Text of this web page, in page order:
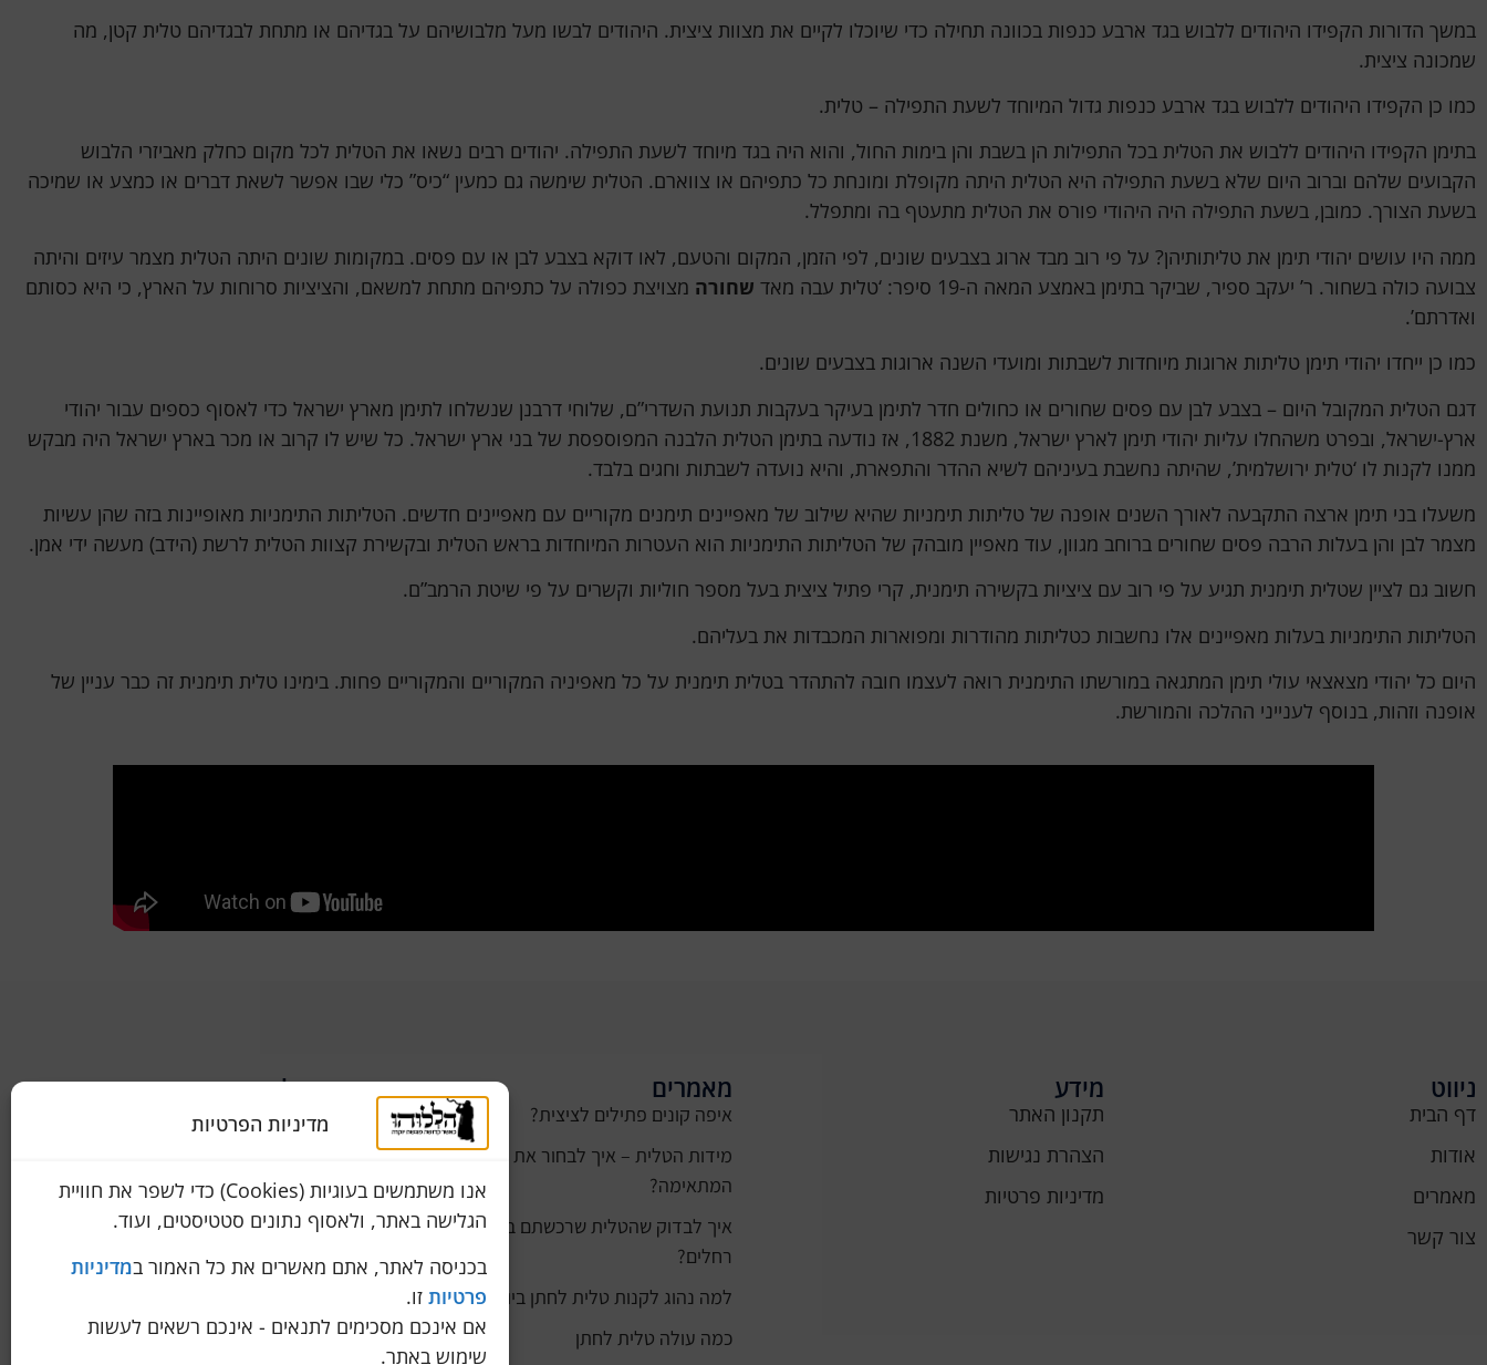
מדיניות הפרטיות
אנו משתמשים בעוגיות (Cookies) כדי לשפר את חוויית
הגלישה באתר, ולאסוף נתונים סטטיסטים, ועוד.
בכניסה לאתר, אתם מאשרים את כל האמור במדיניות
פרטיותזו.
אם אינכם מסכימים לתנאים - אינכם רשאים לעשות
שימוש באתר.
במשך הדורות הקפידו היהודים ללבוש בגד ארבע כנפות בכוונה תחילה כדי שיוכלו לקיים את מצוות ציצית. היהודים לבשו מעל מלבושיהם על בגדיהם או מתחת לבגדיהם טלית קטן, מה
שמכונה ציצית.
כמו כן הקפידו היהודים ללבוש בגד ארבע כנפות גדול המיוחד לשעת התפילה – טלית.
בתימן הקפידו היהודים ללבוש את הטלית בכל התפילות הן בשבת והן בימות החול, והוא היה בגד מיוחד לשעת התפילה. יהודים רבים נשאו את הטלית לכל מקום כחלק מאביזרי הלבוש
הקבועים שלהם וברוב היום שלא בשעת התפילה היא הטלית היתה מקופלת ומונחת כל כתפיהם או צווארם. הטלית שימשה גם כמעין “כיס” כלי שבו אפשר לשאת דברים או כמצע או שמיכה
בשעת הצורך. כמובן, בשעת התפילה היה היהודי פורס את הטלית מתעטף בה ומתפלל.
ממה היו עושים יהודי תימן את טליתותיהן? על פי רוב מבד ארוג בצבעים שונים, לפי הזמן, המקום והטעם, לאו דוקא בצבע לבן או עם פסים. במקומות שונים היתה הטלית מצמר עיזים והיתה
צבועה כולה בשחור. ר’ יעקב ספיר, שביקר בתימן באמצע המאה ה-19 סיפר: ‘טלית עבה מאד
שחורה מצויצת כפולה על כתפיהם מתחת למשאם, והציציות סרוחות על הארץ, כי היא כסותם
ואדרתם’.
כמו כן ייחדו יהודי תימן טליתות ארוגות מיוחדות לשבתות ומועדי השנה ארוגות בצבעים שונים.
דגם הטלית המקובל היום – בצבע לבן עם פסים שחורים או כחולים חדר לתימן בעיקר בעקבות תנועת השדרי”ם, שלוחי דרבנן שנשלחו לתימן מארץ ישראל כדי לאסוף כספים עבור יהודי
ארץ-ישראל, ובפרט משהחלו עליות יהודי תימן לארץ ישראל, משנת 1882, אז נודעה בתימן הטלית הלבנה המפוספסת של בני ארץ ישראל. כל שיש לו קרוב או מכר בארץ ישראל היה מבקש
ממנו לקנות לו ‘טלית ירושלמית’, שהיתה נחשבת בעיניהם לשיא ההדר והתפארת, והיא נועדה לשבתות וחגים בלבד.
משעלו בני תימן ארצה התקבעה לאורך השנים אופנה של טליתות תימניות שהיא שילוב של מאפיינים תימנים מקוריים עם מאפיינים חדשים. הטליתות התימניות מאופיינות בזה שהן עשיות
מצמר לבן והן בעלות הרבה פסים שחורים ברוחב מגוון, עוד מאפיין מובהק של הטליתות התימניות הוא העטרות המיוחדות בראש הטלית ובקשירת קצוות הטלית לרשת (הידב) מעשה ידי אמן.
חשוב גם לציין שטלית תימנית תגיע על פי רוב עם ציציות בקשירה תימנית, קרי פתיל ציצית בעל מספר חוליות וקשרים על פי שיטת הרמב”ם.
הטליתות התימניות בעלות מאפיינים אלו נחשבות כטליתות מהודרות ומפוארות המכבדות את בעליהם.
היום כל יהודי מצאצאי עולי תימן המתגאה במורשתו התימנית רואה לעצמו חובה להתהדר בטלית תימנית על כל מאפיניה המקוריים והמקוריים פחות. בימינו טלית תימנית זה כבר עניין של
אופנה וזהות, בנוסף לענייני ההלכה והמורשת.
ניווט
דף הבית
אודות
מאמרים
צור קשר
מידע
תקנון האתר
הצהרת נגישות
מדיניות פרטיות
מאמרים
איפה קונים פתילים לציצית?
מידות הטלית – איך לבחור את המידה
המתאימה?
איך לבדוק שהטלית שרכשתם באמת 100% צמר
רחלים?
למה נהוג לקנות טלית לחתן ביום חתונתו?
כמה עולה טלית לחתן
שירות לקוחות
050-774-8845
pini.mixum@gmail.com